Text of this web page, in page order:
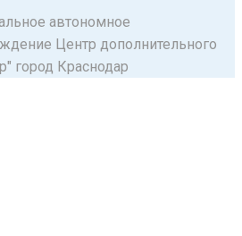
автономное
Центр дополнительного
город Краснодар